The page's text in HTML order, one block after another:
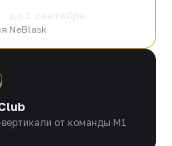
NeBlask
от команды M1